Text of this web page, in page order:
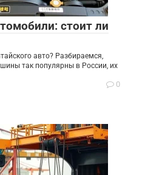
стоит ли
авто? Разбираемся,
так популярны в России, их
0